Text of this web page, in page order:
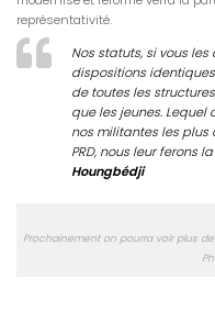
représentativité.
Nos statuts, si vous
dispositions
de toutes les
que les jeunes. Lequel
nos militantes les plus
PRD, nous leur ferons
Houngbédji
Prochainement on pourra voir plus